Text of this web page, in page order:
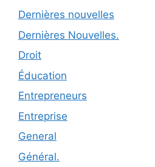
Dernières nouvelles
Dernières Nouvelles.
Droit
Éducation
Entrepreneurs
Entreprise
General
Général.